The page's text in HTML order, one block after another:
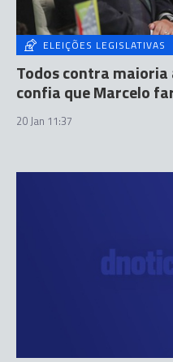
ELEIÇÕES LEGISLATIVAS
Todos contra maioria
confia que Marcelo
20 Jan 11:37